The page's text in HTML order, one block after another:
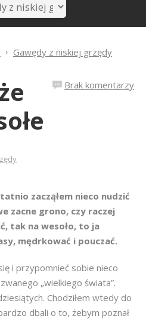
Gawędy z niskiej grzędy
Brak komentarzy
zacząłem nieco nudzić
zacne grono, czy raczej
tak na wesoło, to ja
mędrkować i pouczać.
i przypomnieć sobie nieco
„wielkiego świata”.
Chodziłem wtedy do
dbali o to, żebym poznał